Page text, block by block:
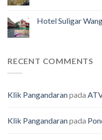
Hotel Suligar
RECENT COMMENTS
Klik Pangandaranpada
Klik Pangandaranpada